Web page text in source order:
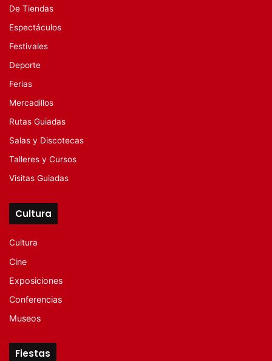
De Tiendas
Espectáculos
Festivales
Deporte
Ferias
Mercadillos
Rutas Guiadas
Salas y Discotecas
Talleres y Cursos
Visitas Guiadas
Cultura
Cultura
Cine
Exposiciones
Conferencias
Museos
Fiestas